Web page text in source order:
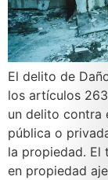
El delito de
los artículos
un delito contra
pública o
la propiedad. El
en propiedad